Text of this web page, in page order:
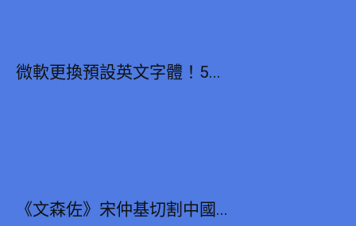
微軟更換預設英文字體！5...
《文森佐》宋仲基切割中國...